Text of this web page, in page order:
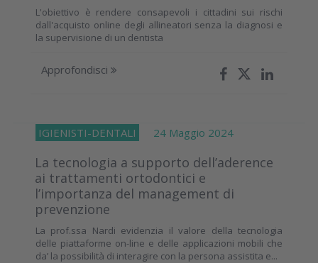
L'obiettivo è rendere consapevoli i cittadini sui rischi
dall'acquisto online degli allineatori senza la diagnosi e
la supervisione di un dentista
Approfondisci
IGIENISTI-DENTALI 24 Maggio 2024
La tecnologia a supporto dell’aderence
ai trattamenti ortodontici e
l’importanza del management di
prevenzione
La prof.ssa Nardi evidenzia il valore della tecnologia
delle piattaforme on-line e delle applicazioni mobili che
da’ la possibilità di interagire con la persona assistita e...